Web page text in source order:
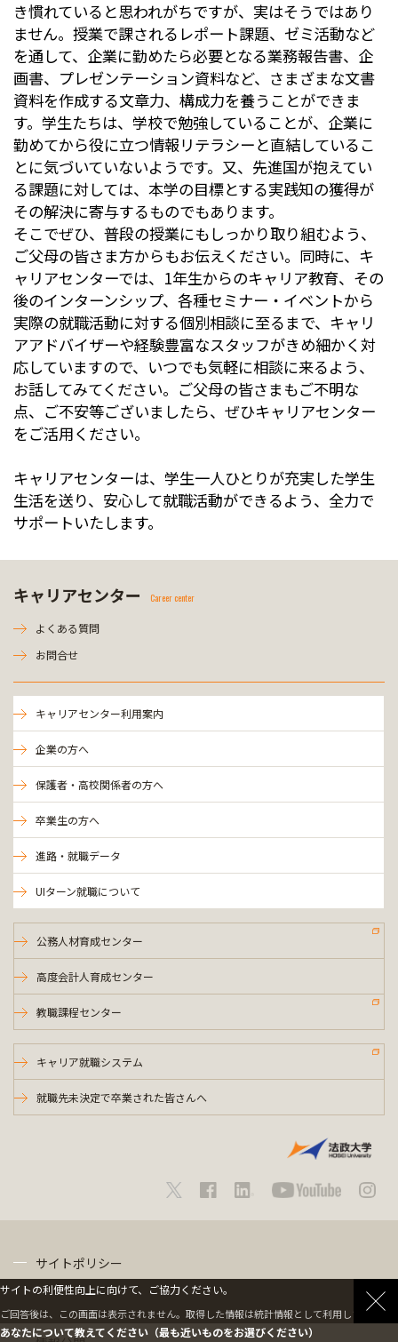
き慣れていると思われがちですが、 実はそうではあり
ません。授業で課されるレポート課題、 ゼミ活動など
を通して、企業に勤めたら必要となる業務報告書、 企
画書、プレゼンテーション資料など、 さまざまな文書
資料を作成する文章力、 構成力を養うことができま
す。学生たちは、 学校で勉強していることが、 企業に
勤めてから役に立つ情報リテラシーと直結しているこ
とに気づいていないようです。又、先進国が抱えてい
る課題に対しては、 本学の目標とする実践知の獲得が
その解決に寄与するものでもあり ます。
そこでぜひ、普段の授業にもしっかり取り組むよう、
ご父母の皆さま方からもお伝えください。同時に、 キ
ャリアセンターでは、 1年生からのキャリア教育、 その
後のインターンシップ、各種セミナー・ イベントから
実際の就職活動に対する個別相談に至るまで、 キャリ
アアドバイザーや経験豊富なスタッフがきめ細かく対
応していますので、いつでも気軽に相談に来るよう、
お話してみてください。ご父母の皆さまもご不明な
点、 ご不安等ございましたら、 ぜひキャリアセンター
をご活用ください。
キャリアセンターは、学生一人ひとりが充実した学生
生活を送り、 安心して就職活動ができるよう、全力で
サポートいたします。
キャリアセンター Career center
よくある質問
お問合せ
キャリアセンター利用案内
企業の方へ
保護者・高校関係者の方へ
卒業生の方へ
進路・就職データ
UIターン就職について
公務人材育成センター
高度会計人育成センター
教職課程センター
キャリア就職システム
就職先未決定で卒業された皆さんへ
サイトポリシー
サイトの利便性向上に向けて、ご協力ください。
ご回答後は、この画面は表示されません。取得した情報は統計情報として利用します。
あなたについて教えてください（最も近いものをお選びください）